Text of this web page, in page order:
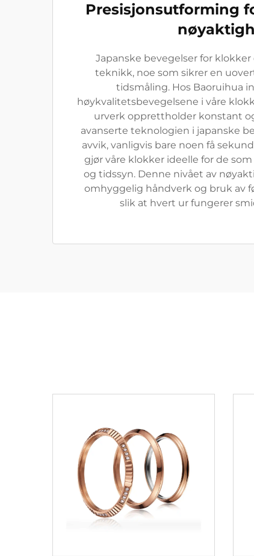
Presisjonsutforming
Japanske bevegelser for
teknikk, noe som sikrer en
tidsmåling. Hos Baoruihua
høykvalitetsbevegelsene i våre
urverk opprettholder konstant
avanserte teknologien i japanske
avvik, vanligvis bare noen få
gjør våre klokker ideelle for de
og tidssyn. Denne nivået av
omhyggelig håndverk og bruk av
slik at hvert ur fungerer